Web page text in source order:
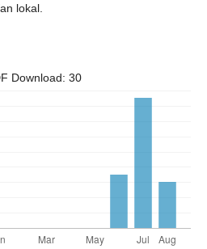
lokal.
Download: 30